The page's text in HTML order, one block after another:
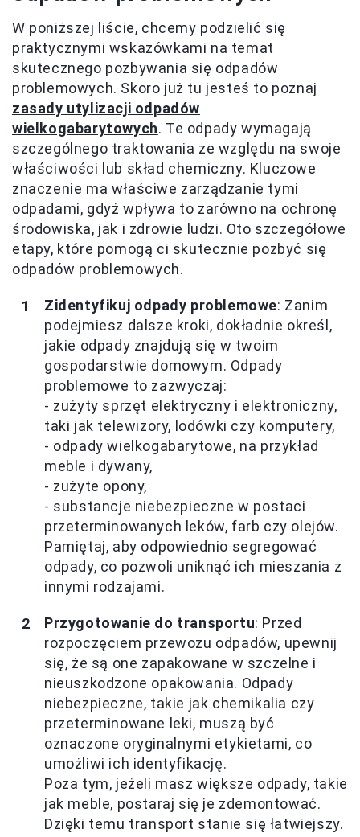
W poniższej liście, chcemy podzielić się
praktycznymi wskazówkami na temat
skutecznego pozbywania się odpadów
problemowych. Skoro już tu jesteś to poznaj
zasady utylizacji odpadów
wielkogabarytowych. Te odpady wymagają
szczególnego traktowania ze względu na swoje
właściwości lub skład chemiczny. Kluczowe
znaczenie ma właściwe zarządzanie tymi
odpadami, gdyż wpływa to zarówno na ochronę
środowiska, jak i zdrowie ludzi. Oto szczegółowe
etapy, które pomogą ci skutecznie pozbyć się
odpadów problemowych.
Zidentyfikuj odpady problemowe: Zanim
podejmiesz dalsze kroki, dokładnie określ,
jakie odpady znajdują się w twoim
gospodarstwie domowym. Odpady
problemowe to zazwyczaj:
- zużyty sprzęt elektryczny i elektroniczny,
taki jak telewizory, lodówki czy komputery,
- odpady wielkogabarytowe, na przykład
meble i dywany,
- zużyte opony,
- substancje niebezpieczne w postaci
przeterminowanych leków, farb czy olejów.
Pamiętaj, aby odpowiednio segregować
odpady, co pozwoli uniknąć ich mieszania z
innymi rodzajami.
Przygotowanie do transportu: Przed
rozpoczęciem przewozu odpadów, upewnij
się, że są one zapakowane w szczelne i
nieuszkodzone opakowania. Odpady
niebezpieczne, takie jak chemikalia czy
przeterminowane leki, muszą być
oznaczone oryginalnymi etykietami, co
umożliwi ich identyfikację.
Poza tym, jeżeli masz większe odpady, takie
jak meble, postaraj się je zdemontować.
Dzięki temu transport stanie się łatwiejszy.